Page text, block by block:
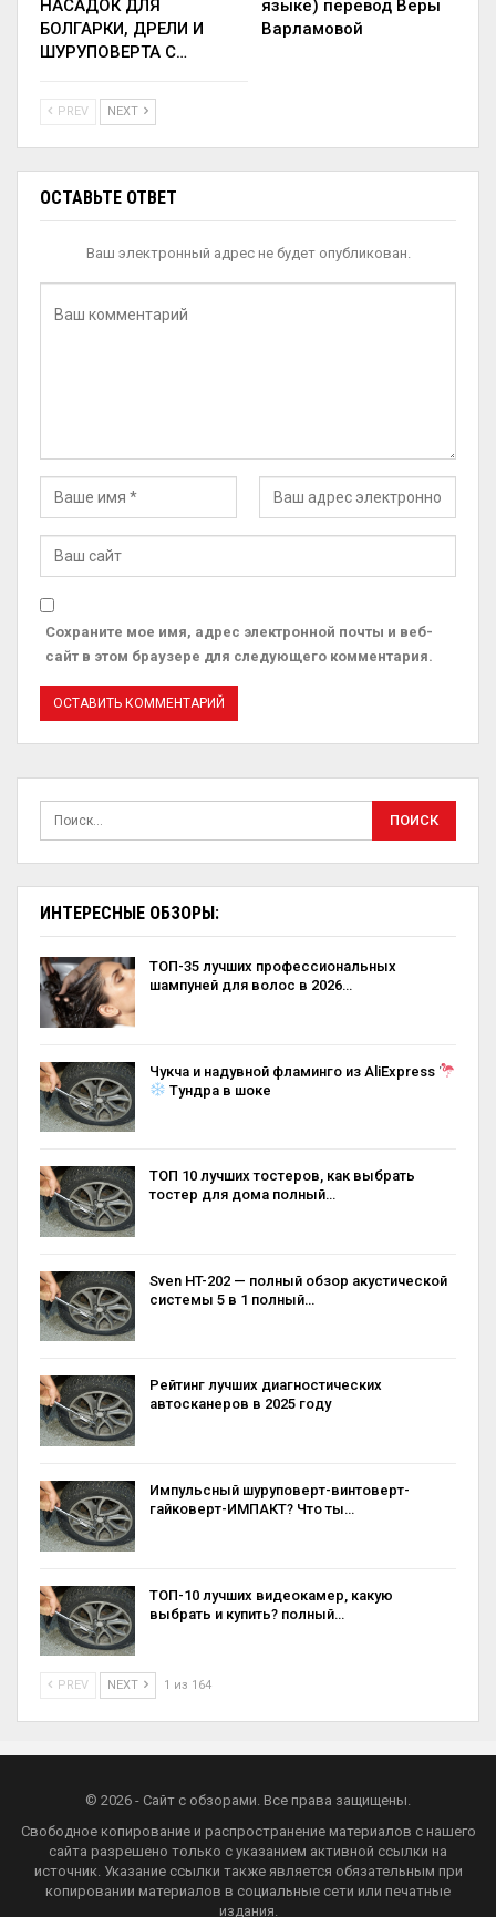
НАСАДОК ДЛЯ
БОЛГАРКИ, ДРЕЛИ И
ШУРУПОВЕРТА С…
языке) перевод Веры
Варламовой
PREV NEXT
ОСТАВЬТЕ ОТВЕТ
Ваш электронный адрес не будет опубликован.
Сохраните мое имя, адрес электронной почты и веб-
сайт в этом браузере для следующего комментария.
ИНТЕРЕСНЫЕ ОБЗОРЫ:
ТОП-35 лучших профессиональных
шампуней для волос в 2026…
Чукча и надувной фламинго из AliExpress
Тундра в шоке
ТОП 10 лучших тостеров, как выбрать
тостер для дома полный…
Sven HT-202 — полный обзор акустической
системы 5 в 1 полный…
Рейтинг лучших диагностических
автосканеров в 2025 году
Импульсный шуруповерт-винтоверт-
гайковерт-ИМПАКТ? Что ты…
ТОП-10 лучших видеокамер, какую
выбрать и купить? полный…
PREV NEXT 1 из 164
© 2026 - Сайт с обзорами. Все права защищены.
Свободное копирование и распространение материалов с нашего
сайта разрешено только с указанием активной ссылки на
источник. Указание ссылки также является обязательным при
копировании материалов в социальные сети или печатные
издания.